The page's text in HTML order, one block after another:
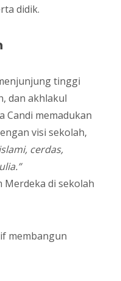
didik.
tinggi
dan akhlakul
Candi memadukan
visi sekolah,
cerdas,
di sekolah
membangun